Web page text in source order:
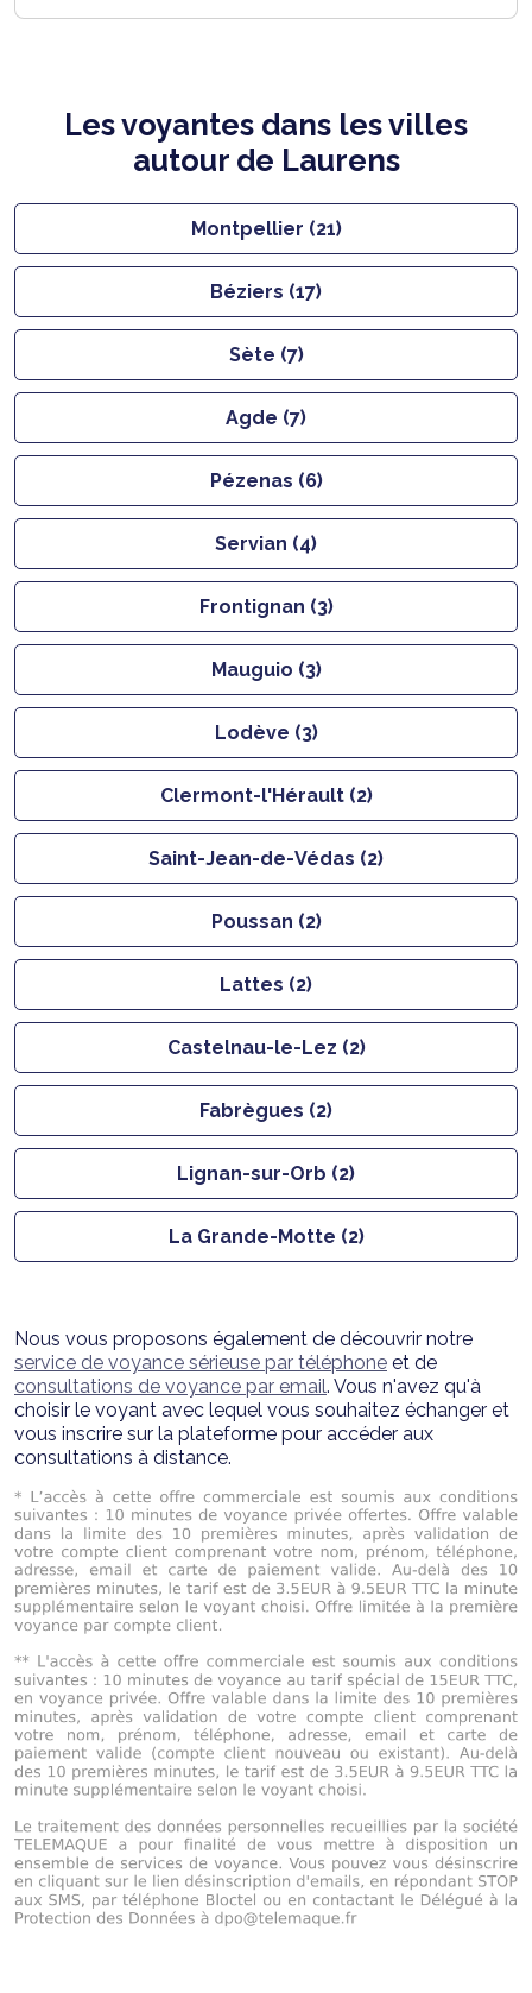
Les voyantes dans les villes
autour de Laurens
Montpellier (21)
Béziers (17)
Sète (7)
Agde (7)
Pézenas (6)
Servian (4)
Frontignan (3)
Mauguio (3)
Lodève (3)
Clermont-l'Hérault (2)
Saint-Jean-de-Védas (2)
Poussan (2)
Lattes (2)
Castelnau-le-Lez (2)
Fabrègues (2)
Lignan-sur-Orb (2)
La Grande-Motte (2)
Nous vous proposons également de découvrir notre
service de voyance sérieuse par téléphone et de
consultations de voyance par email. Vous n'avez qu'à
choisir le voyant avec lequel vous souhaitez échanger et
vous inscrire sur la plateforme pour accéder aux
consultations à distance.